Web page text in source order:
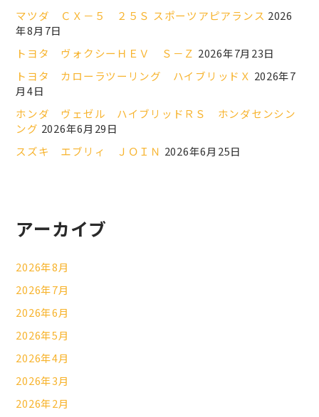
マツダ ＣＸ－５ ２５Ｓ スポーツアピアランス 2026
年8月7日
トヨタ ヴォクシーＨＥＶ Ｓ－Ｚ 2026年7月23日
トヨタ カローラツーリング ハイブリッドＸ 2026年7
月4日
ホンダ ヴェゼル ハイブリッドＲＳ ホンダセンシン
ング 2026年6月29日
スズキ エブリィ ＪＯＩＮ 2026年6月25日
アーカイブ
2026年8月
2026年7月
2026年6月
2026年5月
2026年4月
2026年3月
2026年2月